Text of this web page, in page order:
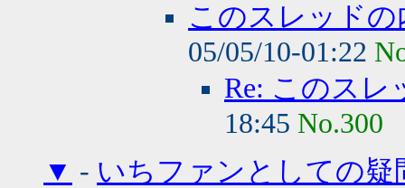
このスレッド
05/05/10-01:22
Re: このスレ
18:45 No.300
▼ - いちファンとしての疑